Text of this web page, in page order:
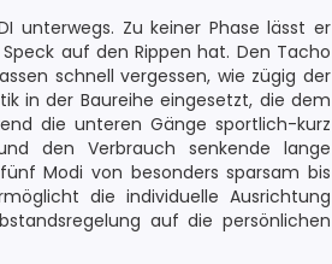
unterwegs. Zu keiner Phase lässt er
auf den Rippen hat. Den Tacho
schnell vergessen, wie zügig der
in der Baureihe eingesetzt, die dem
die unteren Gänge sportlich-kurz
den Verbrauch senkende lange
Modi von besonders sparsam bis
die individuelle Ausrichtung
auf die persönlichen